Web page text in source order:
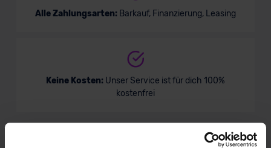
Alle Zahlungsarten: Barkauf, Finanzierung, Leasing
Keine Kosten: Unser Service ist für dich 100%
kostenfrei